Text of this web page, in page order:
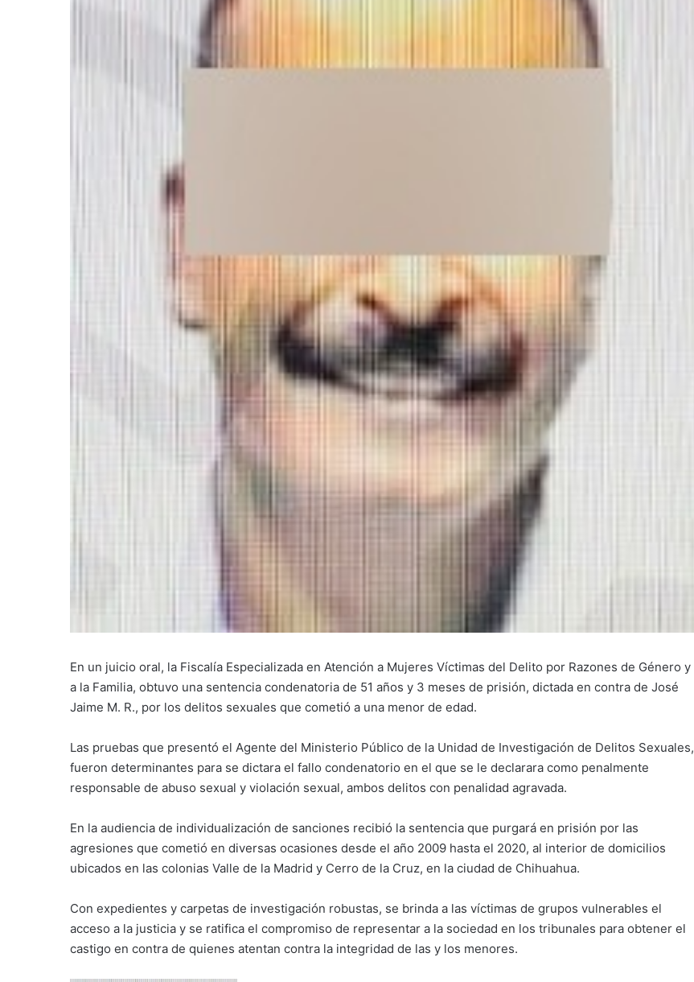
En un juicio oral, la Fiscalía Especializada en Atención a Mujeres Víctimas del Delito por Razones de Género y
a la Familia, obtuvo una sentencia condenatoria de 51 años y 3 meses de prisión, dictada en contra de José
Jaime M. R., por los delitos sexuales que cometió a una menor de edad.
Las pruebas que presentó el Agente del Ministerio Público de la Unidad de Investigación de Delitos Sexuales,
fueron determinantes para se dictara el fallo condenatorio en el que se le declarara como penalmente
responsable de abuso sexual y violación sexual, ambos delitos con penalidad agravada.
En la audiencia de individualización de sanciones recibió la sentencia que purgará en prisión por las
agresiones que cometió en diversas ocasiones desde el año 2009 hasta el 2020, al interior de domicilios
ubicados en las colonias Valle de la Madrid y Cerro de la Cruz, en la ciudad de Chihuahua.
Con expedientes y carpetas de investigación robustas, se brinda a las víctimas de grupos vulnerables el
acceso a la justicia y se ratifica el compromiso de representar a la sociedad en los tribunales para obtener el
castigo en contra de quienes atentan contra la integridad de las y los menores.